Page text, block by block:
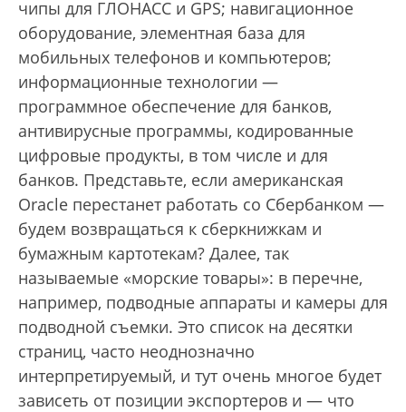
чипы для ГЛОНАСС и GPS; навигационное
оборудование, элементная база для
мобильных телефонов и компьютеров;
информационные технологии —
программное обеспечение для банков,
антивирусные программы, кодированные
цифровые продукты, в том числе и для
банков. Представьте, если американская
Oracle перестанет работать со Сбербанком —
будем возвращаться к сберкнижкам и
бумажным картотекам? Далее, так
называемые «морские товары»: в перечне,
например, подводные аппараты и камеры для
подводной съемки. Это список на десятки
страниц, часто неоднозначно
интерпретируемый, и тут очень многое будет
зависеть от позиции экспортеров и — что